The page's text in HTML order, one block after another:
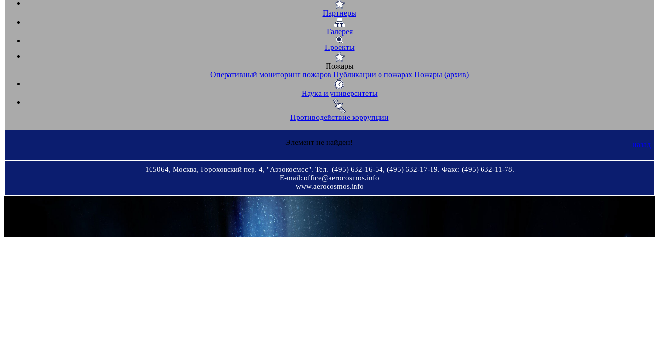
Партнеры
Галерея
Проекты
Пожары
Оперативный мониторинг пожаров Публикации о пожарах Пожары (архив)
Наука и университеты
Противодействие коррупции
назад
Элемент не найден!
105064, Москва, Гороховский пер. 4, "Аэрокосмос". Тел.: (495) 632-16-54, (495) 632-17-19. Факс: (495) 632-11-78.
E-mail: office@aerocosmos.info
www.aerocosmos.info